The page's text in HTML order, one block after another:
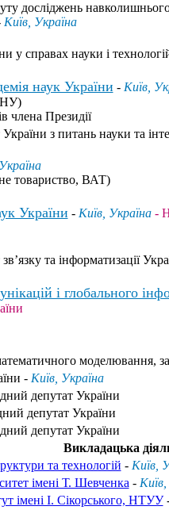
досліджень
Київ, Україна
у справах науки і
наук України - Київ,
члена Президії
з питань науки та
товариство, ВАТ)
України - Київ, Україна-
та інформатизації
і глобального
моделювання,
- Київ, Україна
депутат України
депутат України
депутат України
Викладацька
та технологій - Київ,
імені Т. Шевченка -
імені І. Сікорського, НТУУ